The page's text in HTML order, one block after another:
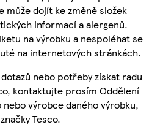
může dojít ke změně složek
informací a alergenů.
na výrobku a nespoléhat se
na internetových stránkách.
nebo potřeby získat radu
kontaktujte prosím Oddělení
nebo výrobce daného výrobku,
Tesco.